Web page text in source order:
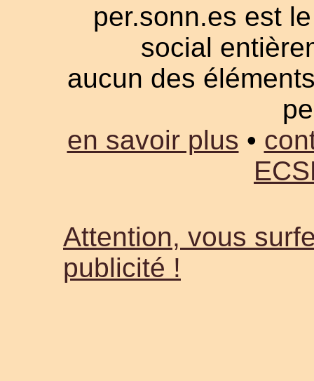
per.sonn.es est
social
aucun des
en savoir plus •
Attention, vous
publicité !